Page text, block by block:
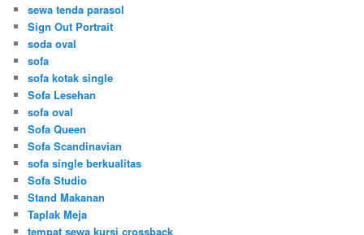
sewa tenda parasol
Sign Out Portrait
soda oval
sofa
sofa kotak single
Sofa Lesehan
sofa oval
Sofa Queen
Sofa Scandinavian
sofa single berkualitas
Sofa Studio
Stand Makanan
Taplak Meja
tempat sewa kursi crossback